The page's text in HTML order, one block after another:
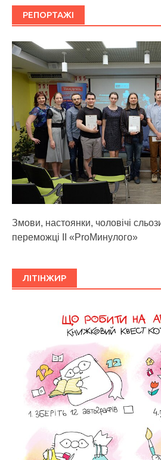
РЕПОРТАЖІ
Змови, настоянки, чоловічі
переможці ІІ «ProМинулого»
ЛІТІНЖИР